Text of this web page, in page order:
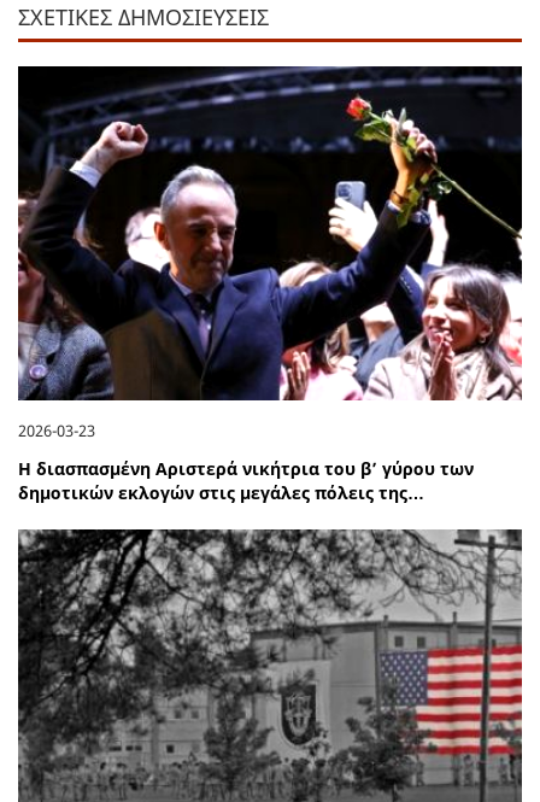
ΣΧΕΤΙΚΕΣ ΔΗΜΟΣΙΕΥΣΕΙΣ
2026-03-23
Η διασπασμένη Αριστερά νικήτρια του β’ γύρου των
δημοτικών εκλογών στις μεγάλες πόλεις της…